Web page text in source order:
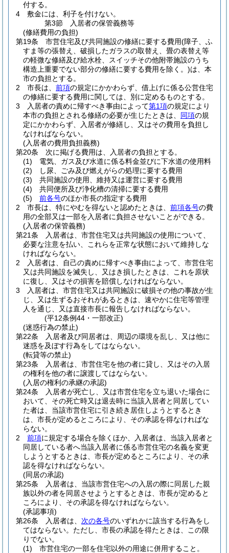
付する。
4
敷金には、利子を付けない。
第3節
入居者の保管義務等
(修繕費用の負担)
第19条
市営住宅及び共同施設の修繕に要する費用(障子、ふ
すま等の張替え、破損したガラスの取替え、畳の表替え等
の軽微な修繕及び給水栓、スイッチその他附帯施設のうち
構造上重要でない部分の修繕に要する費用を除く。)は、本
市の負担とする。
2
市長は、 前項の規定にかかわらず、借上げに係る公営住宅
の修繕に要する費用に関しては、別に定めるものとする。
3
入居者の責めに帰すべき事由によって第1項の規定により
本市の負担とされる修繕の必要が生じたときは、 同項の規
定にかかわらず、入居者が修繕し、又はその費用を負担し
なければならない。
(入居者の費用負担義務)
第20条
次に掲げる費用は、入居者の負担とする。
(1)
電気、ガス及び水道に係る料金並びに下水道の使用料
(2)
し尿、ごみ及び燃えがらの処理に要する費用
(3)
共同施設の使用、維持又は運営に要する費用
(4)
共同便所及び浄化槽の清掃に要する費用
(5)
前各号のほか市長の指定する費用
2
市長は、特にやむを得ないと認めたときは、 前項各号の費
用の全部又は一部を入居者に負担させないことができる。
(入居者の保管義務)
第21条
入居者は、市営住宅又は共同施設の使用について、
必要な注意を払い、これらを正常な状態において維持しな
ければならない。
2
入居者は、自己の責めに帰すべき事由によって、市営住宅
又は共同施設を滅失し、又はき損したときは、これを原状
に復し、又はその損害を賠償しなければならない。
3
入居者は、市営住宅又は共同施設に破損その他の事故が生
じ、又は生ずるおそれがあるときは、速やかに住宅等管理
人を通じ、又は直接市長に報告しなければならない。
(平12条例44・一部改正)
(迷惑行為の禁止)
第22条
入居者及び同居者は、周辺の環境を乱し、又は他に
迷惑を及ぼす行為をしてはならない。
(転貸等の禁止)
第23条
入居者は、市営住宅を他の者に貸し、又はその入居
の権利を他の者に譲渡してはならない。
(入居の権利の承継の承認)
第24条
入居者が死亡し、又は市営住宅を立ち退いた場合に
おいて、その死亡時又は退去時に当該入居者と同居してい
た者は、当該市営住宅に引き続き居住しようとするとき
は、市長が定めるところにより、その承認を得なければな
らない。
2
前項に規定する場合を除くほか、入居者は、当該入居者と
同居している者へ当該入居者に係る市営住宅の名義を変更
しようとするときは、市長が定めるところにより、その承
認を得なければならない。
(同居の承認)
第25条
入居者は、当該市営住宅への入居の際に同居した親
族以外の者を同居させようとするときは、市長が定めると
ころにより、その承認を得なければならない。
(承認事項)
第26条
入居者は、 次の各号のいずれかに該当する行為をし
てはならない。 ただし、市長の承認を得たときは、この限
りでない。
(1)
市営住宅の一部を住宅以外の用途に併用すること。